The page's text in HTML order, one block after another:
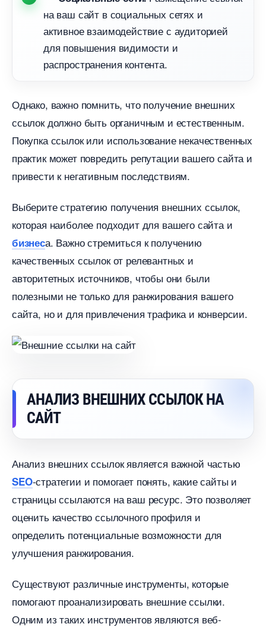
на ваш сайт в социальных сетях и
активное взаимодействие с аудиторией
для повышения видимости и
распространения контента.
Однако, важно помнить, что получение внешних
ссылок должно быть органичным и естественным.​
Покупка ссылок или использование некачественных
практик может повредить репутации вашего сайта и
привести к негативным последствиям.​
ыберите стратегию получения внешних ссылок,
которая наиболее подходит для вашего сайта и
изнеса. Важно стремиться к получению
качественных ссылок от релевантных и
авторитетных источников, чтобы они были
полезными не только для ранжирования вашего
сайта, но и для привлечения трафика и конверсии.​
АНАЛИЗ ВНЕШНИХ ССЫЛОК НА
САЙТ
Анализ внешних ссылок является важной частью
SEO-стратегии и помогает понять, какие сайты и
страницы ссылаются на ваш ресурс.​ Это позволяет
оценить качество ссылочного профиля и
определить потенциальные возможности для
улучшения ранжирования.​
Существуют различные инструменты, которые
помогают проанализировать внешние ссылки.​
Одним из таких инструментов являются веб-